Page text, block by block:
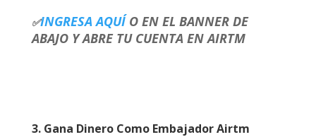
✅INGRESA AQUÍO EN EL BANNER DE
ABAJO Y ABRE TU CUENTA EN AIRTM
3. Gana Dinero Como Embajador Airtm